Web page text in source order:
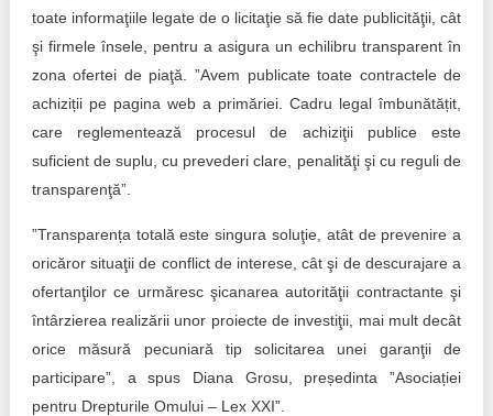
toate informaţiile legate de o licitaţie să fie date publicităţii, cât
şi firmele însele, pentru a asigura un echilibru transparent în
zona ofertei de piaţă. ”Avem publicate toate contractele de
achiziții pe pagina web a primăriei. Cadru legal îmbunătățit,
care reglementează procesul de achiziţii publice este
suficient de suplu, cu prevederi clare, penalităţi şi cu reguli de
transparenţă”.
”Transparența totală este singura soluţie, atât de prevenire a
oricăror situaţii de conflict de interese, cât şi de descurajare a
ofertanţilor ce urmăresc şicanarea autorităţii contractante şi
întârzierea realizării unor proiecte de investiţii, mai mult decât
orice măsură pecuniară tip solicitarea unei garanţii de
participare”, a spus Diana Grosu, președinta ”Asociației
pentru Drepturile Omului – Lex XXI”.